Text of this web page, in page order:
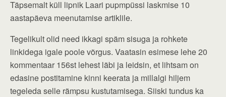
Täpsemalt küll lipnik Laari pupmpüssi laskmise 10
aastapäeva meenutamise artiklile.
Tegelikult olid need ikkagi späm sisuga ja rohkete
linkidega igale poole võrgus. Vaatasin esimese lehe 20
kommentaar 156st lehest läbi ja leidsin, et lihtsam on
edasine postitamine kinni keerata ja millalgi hiljem
tegeleda selle rämpsu kustutamisega. Siiski tundus ka